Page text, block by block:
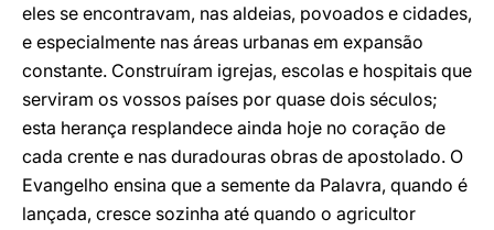
eles se encontravam, nas aldeias, povoados e cidades,
e especialmente nas áreas urbanas em expansão
constante. Construíram igrejas, escolas e hospitais que
serviram os vossos países por quase dois séculos;
esta herança resplandece ainda hoje no coração de
cada crente e nas duradouras obras de apostolado. O
Evangelho ensina que a semente da Palavra, quando é
lançada, cresce sozinha até quando o agricultor